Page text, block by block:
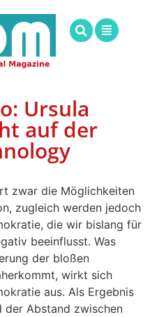
Ursula
auf der
zwar die Möglichkeiten
zugleich werden jedoch
die wir bislang für
beeinflusst. Was
der bloßen
wirkt sich
aus. Als Ergebnis
der Abstand zwischen